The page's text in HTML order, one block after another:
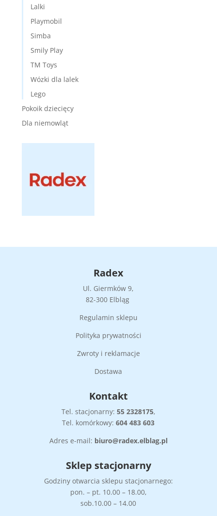
Lalki
Playmobil
Simba
Smily Play
TM Toys
Wózki dla lalek
Lego
Pokoik dziecięcy
Dla niemowląt
Radex
Ul. Giermków 9,
82-300 Elbląg
Regulamin sklepu
Polityka prywatności
Zwroty i reklamacje
Dostawa
Kontakt
Tel. stacjonarny: 55 2328175,
Tel. komórkowy:604 483 603
Adres e-mail: biuro@radex.elblag.pl
Sklep stacjonarny
Godziny otwarcia sklepu stacjonarnego:
pon. – pt. 10.00 – 18.00,
sob.10.00 – 14.00